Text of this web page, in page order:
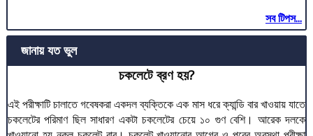
সব টিপস...
জানায় যত ভুল
চকলেটে ব্রণ হয়?
এই পরীক্ষাটি চালাতে গবেষকরা একদল ব্যক্তিকে এক মাস ধরে ক্যান্ডি বার খাওয়ায় যাতে
চকলেটের পরিমাণ ছিল সাধারণ একটা চকলেটের চেয়ে ১০ গুণ বেশি। আরেক দলকে